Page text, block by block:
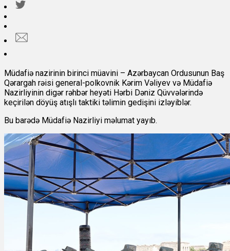
Müdafiə nazirinin birinci müavini – Azərbaycan Ordusunun Baş
Qərargah rəisi general-polkovnik Kərim Vəliyev və Müdafiə
Nazirliyinin digər rəhbər heyəti Hərbi Dəniz Qüvvələrində
keçirilən döyüş atışlı taktiki təlimin gedişini izləyiblər.
Bu barədə Müdafiə Nazirliyi məlumat yayıb.